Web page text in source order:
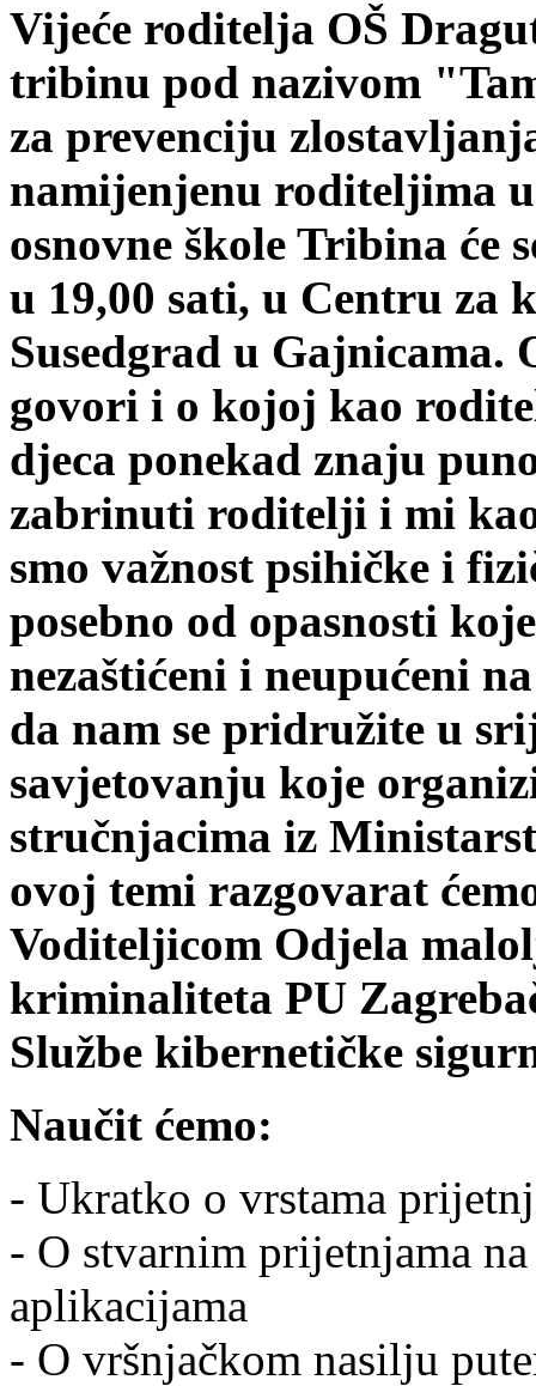
Vijeće roditelja OŠ
tribinu pod nazivom
za prevenciju
namijenjenu roditeljima
osnovne škole Tribina će
u 19,00 sati, u Centru za
Susedgrad u Gajnicama.
govori i o kojoj kao
djeca ponekad znaju
zabrinuti roditelji i mi
smo važnost psihičke i
posebno od opasnosti
nezaštićeni i neupućeni
da nam se pridružite u
savjetovanju koje
stručnjacima iz
ovoj temi razgovarat
Voditeljicom Odjela
kriminaliteta PU
Službe kibernetičke
Naučit ćemo:
- Ukratko o vrstama
- O stvarnim prijetnjama
aplikacijama
- O vršnjačkom nasilju